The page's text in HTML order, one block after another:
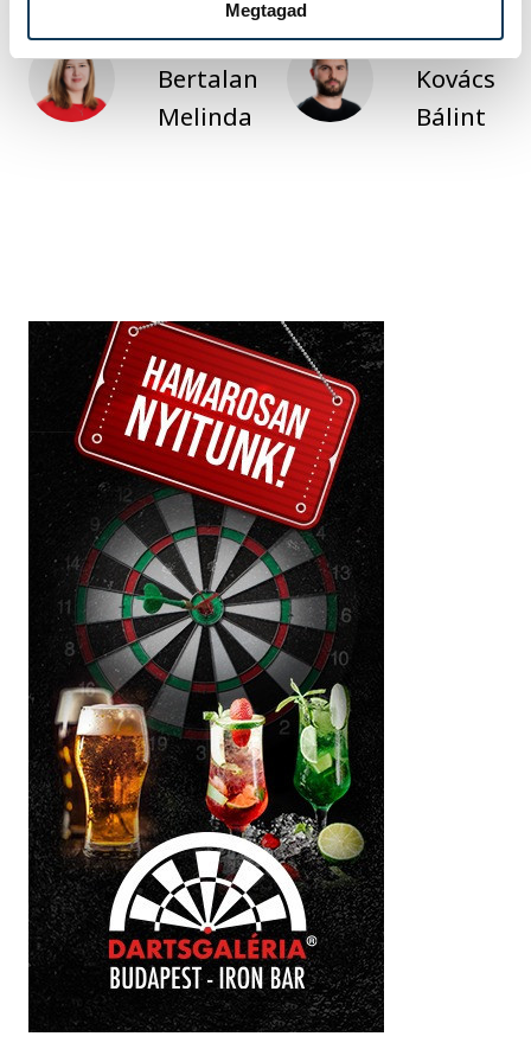
Megtagad
Bertalan
Melinda
Kovács
Bálint